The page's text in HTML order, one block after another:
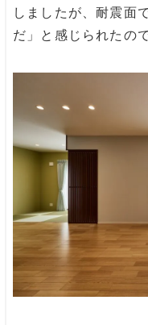
しましたが、耐震面
だ」と感じられたの